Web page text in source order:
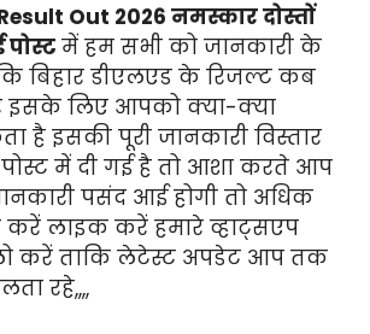
Out 2026 नमस्कार दोस्तों
में हम सभी को जानकारी के
बिहार डीएलएड के रिजल्ट कब
इसके लिए आपको क्या-क्या
है इसकी पूरी जानकारी विस्तार
में दी गई है तो आशा करते आप
पसंद आई होगी तो अधिक
लाइक करें हमारे व्हाट्सएप
करें ताकि लेटेस्ट अपडेट आप तक
रहे,,,,